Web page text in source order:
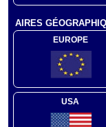
AIRES
EUROPE
USA